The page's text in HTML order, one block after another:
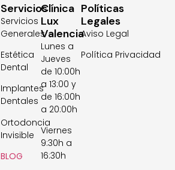
Clínica
Lux
Valencia
Lunes a
Jueves
de 10:00h
a 13:00 y
de 16:00h
a 20:00h
Viernes
9:30h a
16:30h
Servicios
Servicios
Generales
Estética
Dental
Implantes
Dentales
Ortodoncia
Invisible
BLOG
Políticas
Legales
Aviso Legal
Política Privacidad